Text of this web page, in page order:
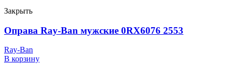
Закрыть
Оправа Ray-Ban мужские 0RX6076 2553
Ray-Ban
В корзину